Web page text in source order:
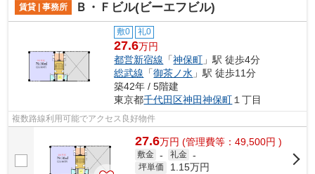
賃貸 | 事務所 Ｂ・Ｆビル(ビーエフビル)
敷0 礼0
27.6万円
都営新宿線 「神保町 」駅 徒歩4分
総武線 「御茶ノ水 」駅 徒歩11分
築42年 / 5階建
東京都千代田区神田神保町 １丁目
複数路線利用可能でアクセス良好物件
27.6万円 (管理費等：49,500円 )
敷金 - 礼金 -
坪単価 1.15万円